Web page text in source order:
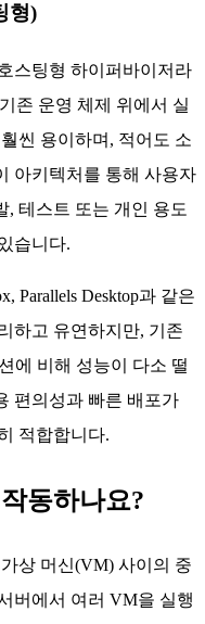
형)
스팅형 하이퍼바이저라
존 운영 체제 위에서 실
씬 용이하며, 적어도 소
아키텍처를 통해 사용자
, 테스트 또는 개인 용도
습니다.
Parallels Desktop과 같은
하고 유연하지만, 기존
에 비해 성능이 다소 떨
편의성과 빠른 배포가
적합합니다.
동하나요?
상 머신(VM) 사이의 중
버에서 여러 VM을 실행